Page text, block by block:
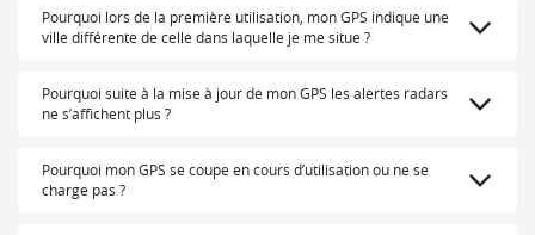
Pourquoi lors de la première utilisation, mon GPS indique une
ville différente de celle dans laquelle je me situe ?
Pourquoi suite à la mise à jour de mon GPS les alertes radars
ne s’affichent plus ?
Pourquoi mon GPS se coupe en cours d’utilisation ou ne se
charge pas ?